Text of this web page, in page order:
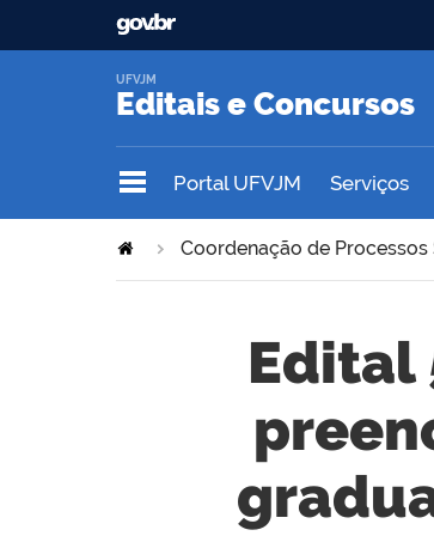
Editais e Concursos
UFVJM
Portal UFVJM Serviços
Coordenação de
Edital